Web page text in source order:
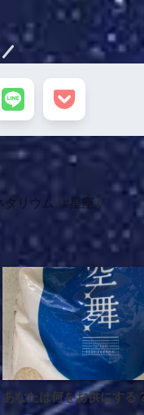
タリウム
星座
あなたは何をお供にする